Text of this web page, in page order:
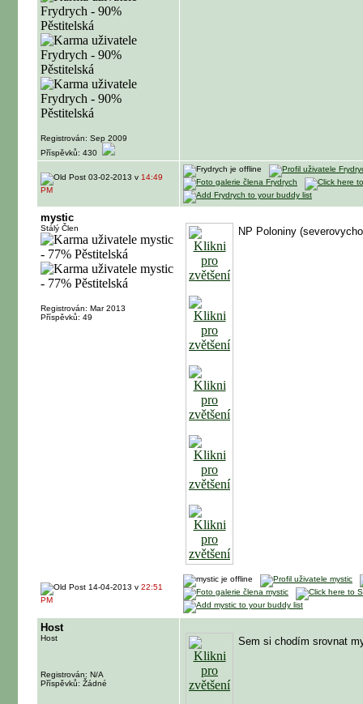
Registrován: Sep 2009
Příspěvků: 430
03-02-2013 v 14:49
PM
mystic
Stálý Člen
Registrován: Mar 2013
Příspěvků: 49
NP Poloniny
14-04-2013 v 22:51
PM
Host
Host
Registrován: N/A
Příspěvků: Žádné
Sem si chodím srovnat